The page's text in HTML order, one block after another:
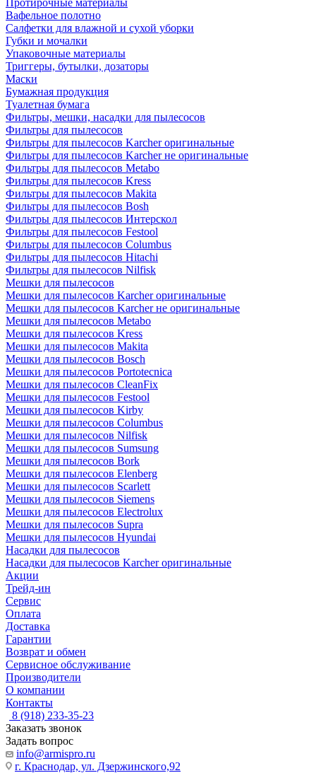
Протирочные материалы
Вафельное полотно
Салфетки для влажной и сухой уборки
Губки и мочалки
Упаковочные материалы
Триггеры, бутылки, дозаторы
Маски
Бумажная продукция
Туалетная бумага
Фильтры, мешки, насадки для пылесосов
Фильтры для пылесосов
Фильтры для пылесосов Karcher оригинальные
Фильтры для пылесосов Karcher не оригинальные
Фильтры для пылесосов Metabo
Фильтры для пылесосов Kress
Фильтры для пылесосов Makita
Фильтры для пылесосов Bosh
Фильтры для пылесосов Интерскол
Фильтры для пылесосов Festool
Фильтры для пылесосов Columbus
Фильтры для пылесосов Hitachi
Фильтры для пылесосов Nilfisk
Мешки для пылесосов
Мешки для пылесосов Karcher оригинальные
Мешки для пылесосов Karcher не оригинальные
Мешки для пылесосов Metabo
Мешки для пылесосов Kress
Мешки для пылесосов Makita
Мешки для пылесосов Bosch
Мешки для пылесосов Portotecnica
Мешки для пылесосов CleanFix
Мешки для пылесосов Festool
Мешки для пылесосов Kirby
Мешки для пылесосов Columbus
Мешки для пылесосов Nilfisk
Мешки для пылесосов Sumsung
Мешки для пылесосов Bork
Мешки для пылесосов Elenberg
Мешки для пылесосов Scarlett
Мешки для пылесосов Siemens
Мешки для пылесосов Electrolux
Мешки для пылесосов Supra
Мешки для пылесосов Hyundai
Насадки для пылесосов
Насадки для пылесосов Karcher оригинальные
Акции
Трейд-ин
Сервис
Оплата
Доставка
Гарантии
Возврат и обмен
Сервисное обслуживание
Производители
О компании
Контакты
8 (918) 233-35-23
Заказать звонок
Задать вопрос
info@armispro.ru
г. Краснодар, ул. Дзержинского,92